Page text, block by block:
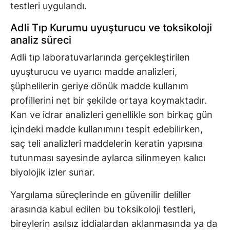
testleri uygulandı.
Adli Tıp Kurumu uyuşturucu ve toksikoloji
analiz süreci
Adli tıp laboratuvarlarında gerçekleştirilen
uyuşturucu ve uyarıcı madde analizleri,
şüphelilerin geriye dönük madde kullanım
profillerini net bir şekilde ortaya koymaktadır.
Kan ve idrar analizleri genellikle son birkaç gün
içindeki madde kullanımını tespit edebilirken,
saç teli analizleri maddelerin keratin yapısına
tutunması sayesinde aylarca silinmeyen kalıcı
biyolojik izler sunar.
Yargılama süreçlerinde en güvenilir deliller
arasında kabul edilen bu toksikoloji testleri,
bireylerin asılsız iddialardan aklanmasında ya da